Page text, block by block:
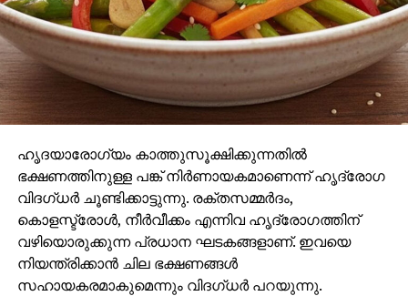
അഭിഷേക് പൊലീസില്‍ പരാതി നല്‍കിയതിനെ തുടര്‍ന്ന്
ബിഎന്‍എസ് 319(2), 318(4) ഐടി ആക്ടിലെ വിവിധ
വകുപ്പുകള്‍ പ്രകാരം കേസുകള്‍ രജിസ്റ്റര്‍ ചെയ്തു.
പണം കൈമാറിയ അക്കൗണ്ടുകള്‍ കണ്ടെത്താന്‍
ബന്ധപ്പെട്ട എല്ലാ ബാങ്കുകളുമായി പൊലീസ്
ബന്ധപ്പെട്ടിട്ടുണ്ടെന്ന് എഡിസിപി (സൈബര്‍ & ക്രൈം)
ഹൃദയാരോഗ്യം കാത്തുസൂക്ഷിക്കുന്നതില്‍
ഭക്ഷണത്തിനുള്ള പങ്ക് നിര്‍ണായകമാണെന്ന് ഹൃദ്രോഗ
വിദഗ്ധര്‍ ചൂണ്ടിക്കാട്ടുന്നു. രക്തസമ്മര്‍ദം,
കൊളസ്ട്രോള്‍, നീര്‍വീക്കം എന്നിവ ഹൃദ്രോഗത്തിന്
വഴിയൊരുക്കുന്ന പ്രധാന ഘടകങ്ങളാണ്. ഇവയെ
നിയന്ത്രിക്കാന്‍ ചില ഭക്ഷണങ്ങള്‍
സഹായകരമാകുമെന്നും വിദഗ്ധര്‍ പറയുന്നു.